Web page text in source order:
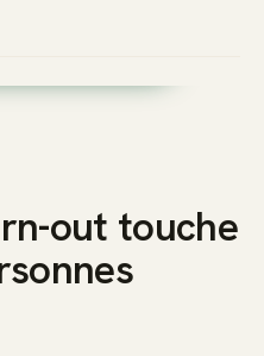
vous dès
out touche